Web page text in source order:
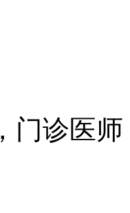
门诊医